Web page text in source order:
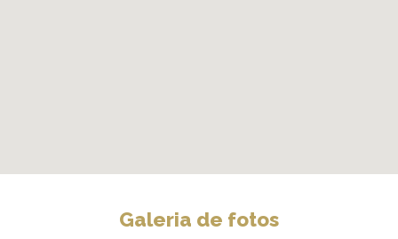
Galeria de fotos